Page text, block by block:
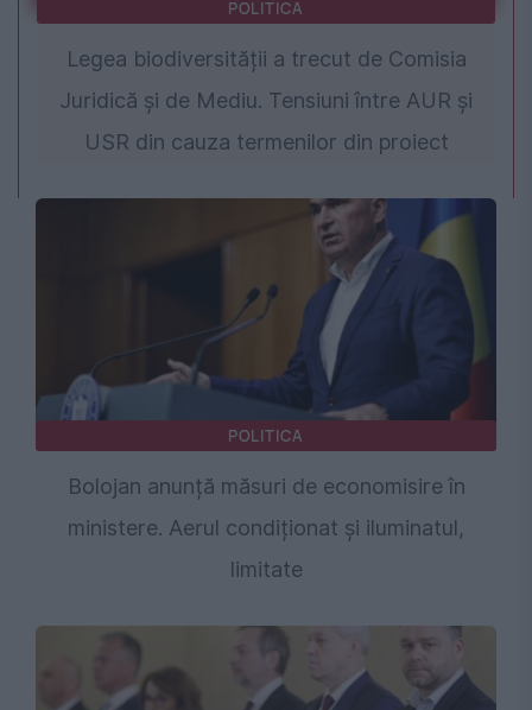
POLITICA
Legea biodiversității a trecut de Comisia
Juridică și de Mediu. Tensiuni între AUR și
USR din cauza termenilor din proiect
POLITICA
Bolojan anunță măsuri de economisire în
ministere. Aerul condiționat și iluminatul,
limitate